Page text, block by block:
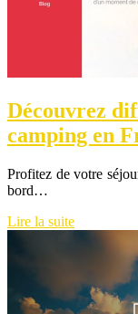
Découvrez
camping en
Profitez de votre
bord…
Lire la suite